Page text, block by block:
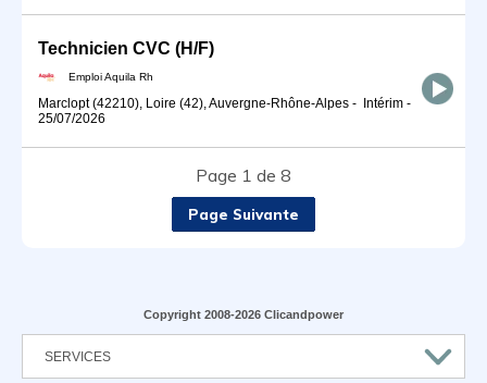
Technicien CVC (H/F)
Emploi Aquila Rh
Marclopt (42210), Loire (42), Auvergne-Rhône-Alpes - Intérim -
25/07/2026
Page 1 de 8
Page Suivante
Copyright 2008-2026 Clicandpower
SERVICES